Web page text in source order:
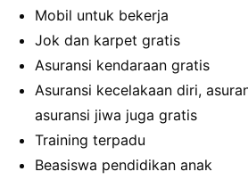
Mobil untuk bekerja
Jok dan karpet gratis
Asuransi kendaraan gratis
Asuransi kecelakaan diri,
asuransi jiwa juga gratis
Training terpadu
Beasiswa pendidikan anak